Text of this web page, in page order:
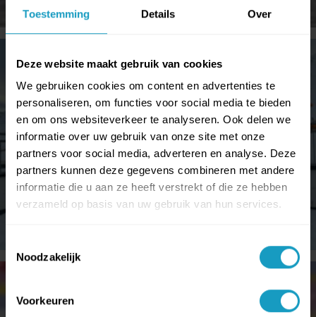
Toestemming Details Over
Deze website maakt gebruik van cookies
We gebruiken cookies om content en advertenties te
personaliseren, om functies voor social media te bieden
en om ons websiteverkeer te analyseren. Ook delen we
informatie over uw gebruik van onze site met onze
partners voor social media, adverteren en analyse. Deze
partners kunnen deze gegevens combineren met andere
informatie die u aan ze heeft verstrekt of die ze hebben
verzameld op basis van uw gebruik van hun services.
Noodzakelijk
Voorkeuren